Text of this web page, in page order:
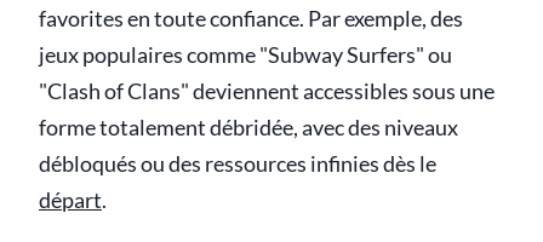
favorites en toute confiance. Par exemple, des
jeux populaires comme "Subway Surfers" ou
"Clash of Clans" deviennent accessibles sous une
forme totalement débridée, avec des niveaux
débloqués ou des ressources infinies dès le
départ.